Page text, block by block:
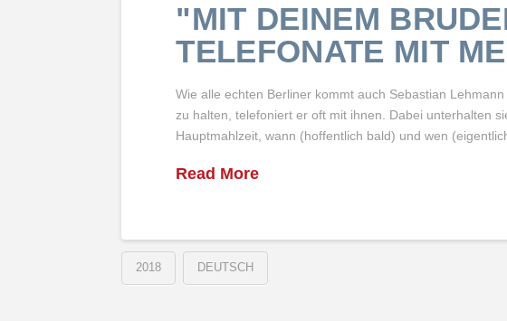
"MIT DEINEM
TELEFONATE MIT
Wie alle echten Berliner kommt auch Sebastian
zu halten, telefoniert er oft mit ihnen. Dabei unterhalten
Hauptmahlzeit, wann (hoffentlich bald) und wen
Read More
2018 DEUTSCH